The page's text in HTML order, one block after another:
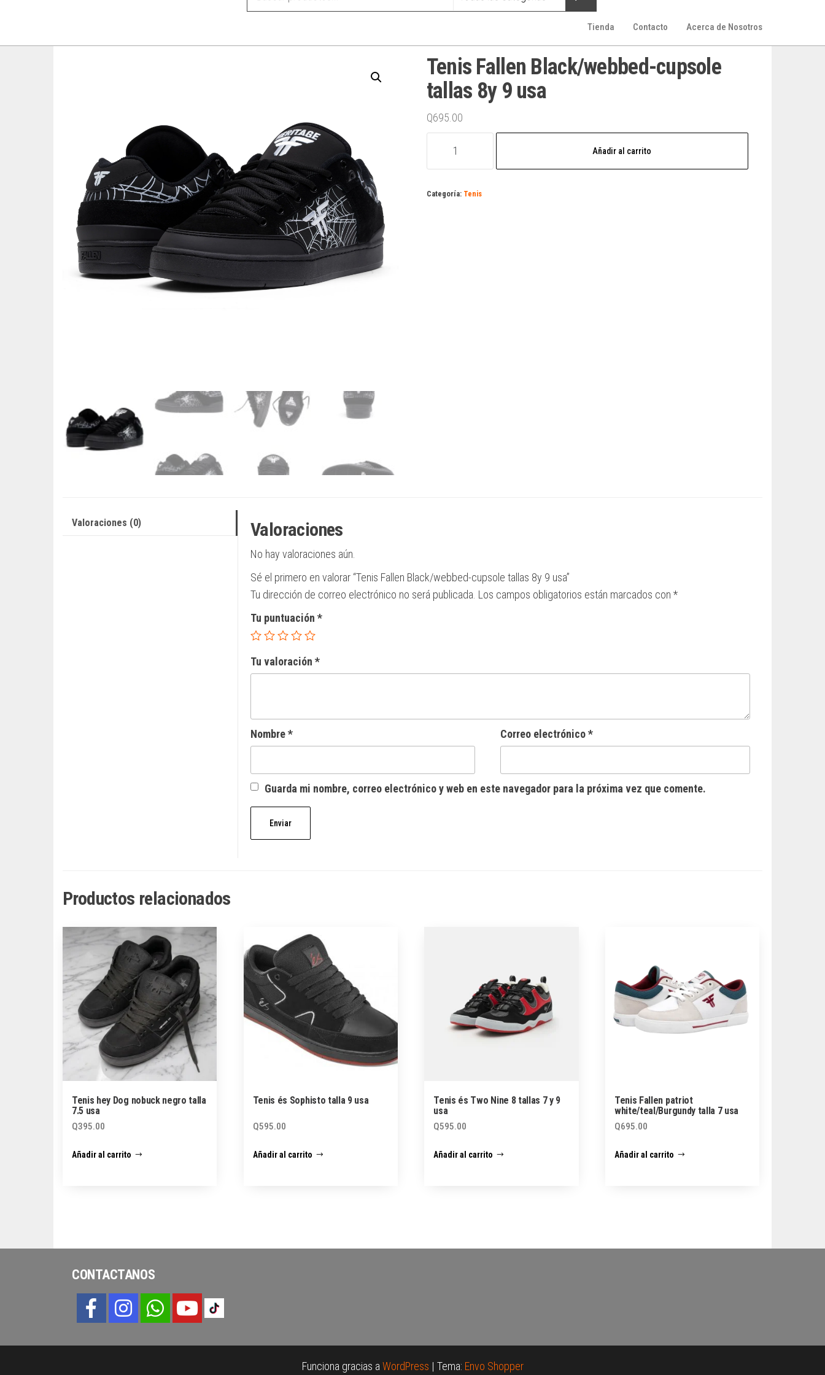
Tienda Contacto Acerca de Nosotros
Tenis Fallen Black/webbed-cupsole
tallas 8y 9 usa
Q695.00
cupsole
Añadir al carrito
Categoría: Tenis
Valoraciones (0) Valoraciones
No hay valoraciones aún.
Sé el primero en valorar “Tenis Fallen Black/webbed-cupsole tallas 8y 9 usa”
Tu dirección de correo electrónico no será publicada. Los campos obligatorios están marcados con *
Tu puntuación *
Tu valoración *
Nombre* Correo electrónico*
Guarda mi nombre, correo electrónico y web en este navegador para la próxima vez que comente.
Productos relacionados
Tenis hey Dog nobuck negro talla
7.5 usa
Q395.00
Añadir al carrito
Tenis és Sophisto talla 9 usa
Q595.00
Añadir al carrito
Tenis és Two Nine 8 tallas 7 y 9
usa
Q595.00
Añadir al carrito
Tenis Fallen patriot
white/teal/Burgundy talla 7 usa
Q695.00
Añadir al carrito
CONTACTANOS
Funciona gracias a WordPress | Tema: Envo Shopper